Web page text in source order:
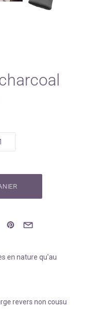
en nature qu'au
revers non cousu